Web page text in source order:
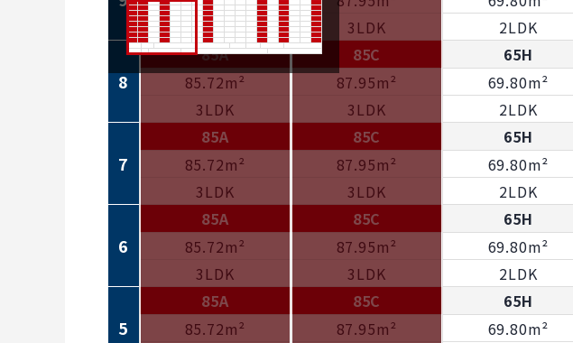
8
7
6
5
3LDK
3LDK
2LDK
85A
85.72m²
3LDK
85C
87.95m²
3LDK
65H
69.80m²
2LDK
85A
85.72m²
3LDK
85C
87.95m²
3LDK
65H
69.80m²
2LDK
85A
85.72m²
3LDK
85C
87.95m²
3LDK
65H
69.80m²
2LDK
85A
85.72m²
85C
87.95m²
65H
69.80m²